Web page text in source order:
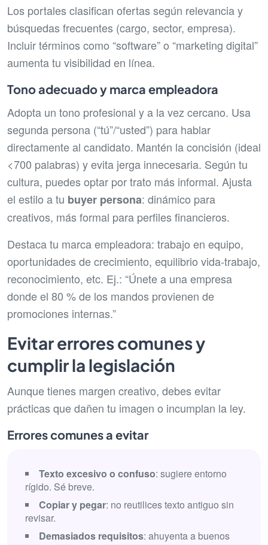
Los portales clasifican ofertas según relevancia y
búsquedas frecuentes (cargo, sector, empresa).
Incluir términos como “software” o “marketing digital”
aumenta tu visibilidad en línea.
Tono adecuado y marca empleadora
Adopta un tono profesional y a la vez cercano. Usa
segunda persona (“tú”/“usted”) para hablar
directamente al candidato. Mantén la concisión (ideal
<700 palabras) y evita jerga innecesaria. Según tu
cultura, puedes optar por trato más informal. Ajusta
el estilo a tu buyer persona: dinámico para
creativos, más formal para perfiles financieros.
Destaca tu marca empleadora: trabajo en equipo,
oportunidades de crecimiento, equilibrio vida-trabajo,
reconocimiento, etc. Ej.: “Únete a una empresa
donde el 80 % de los mandos provienen de
promociones internas.”
Evitar errores comunes y
cumplir la legislación
Aunque tienes margen creativo, debes evitar
prácticas que dañen tu imagen o incumplan la ley.
Errores comunes a evitar
Texto excesivo o confuso: sugiere entorno
rígido. Sé breve.
Copiar y pegar: no reutilices texto antiguo sin
revisar.
Demasiados requisitos: ahuyenta a buenos